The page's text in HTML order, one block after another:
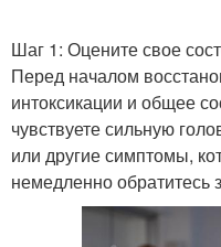
Шаг 1: Оцените свое
Перед началом
интоксикации и общее
чувствуете сильную
или другие симптомы,
немедленно